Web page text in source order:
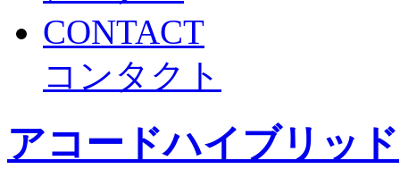
CONTACT
コンタクト
アコードハイブリッド